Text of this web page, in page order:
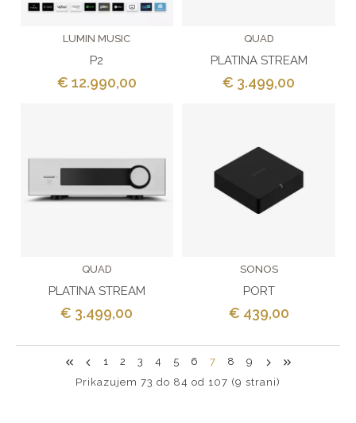
LUMIN MUSIC
P2
€ 12.990,00
QUAD
PLATINA STREAM
€ 3.499,00
QUAD
PLATINA STREAM
€ 3.499,00
SONOS
PORT
€ 439,00
1 2 3 4 5 6 7 8
9
Prikazujem 73 do 84 od 107 (9 strani)